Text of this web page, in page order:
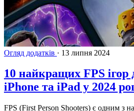
Огляд додатків · 13 липня 2024
10 найкращих FPS ігор
iPhone та iPad у 2024
FPS (First Person Shooters) є одним з